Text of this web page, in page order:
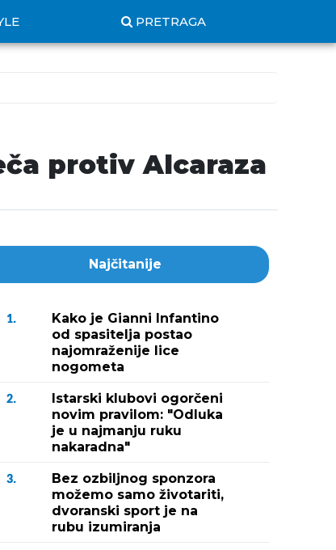
PRETRAGA
protiv Alcaraza
Najčitanije
1.
Kako je Gianni Infantino
od spasitelja postao
najomraženije lice
nogometa
2.
Istarski klubovi ogorčeni
novim pravilom: "Odluka
je u najmanju ruku
nakaradna"
3.
Bez ozbiljnog sponzora
možemo samo životariti,
dvoranski sport je na
rubu izumiranja